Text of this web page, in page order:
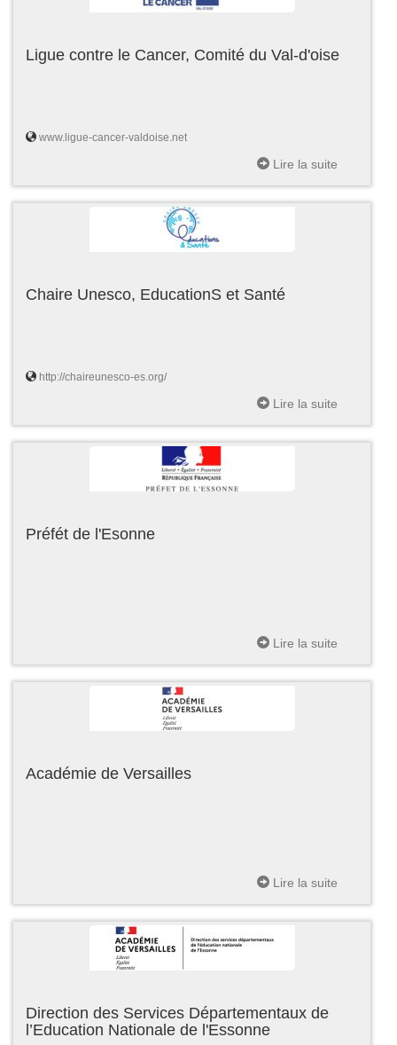
Ligue contre le Cancer, Comité du Val-d'oise
www.ligue-cancer-valdoise.net
Lire la suite
Chaire Unesco, EducationS et Santé
http://chaireunesco-es.org/
Lire la suite
Préfét de l'Esonne
Lire la suite
Académie de Versailles
Lire la suite
Direction des Services Départementaux de
l’Education Nationale de l'Essonne